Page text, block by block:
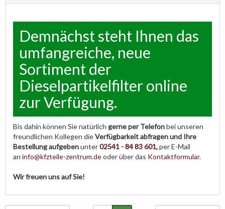
Demnächst steht Ihnen das
umfangreiche, neue
Sortiment der
Dieselpartikelfilter online
zur Verfügung.
Bis dahin können Sie natürlich gerne per Telefonbei unseren
freundlichen Kollegen dieVerfügbarkeit abfragenund Ihre
Bestellung aufgebenunter02541 - 84 83 601,per E-Mail
an info@kfzteile-zentrum.deoder über das Kontaktformular.
Wir freuen uns auf Sie!